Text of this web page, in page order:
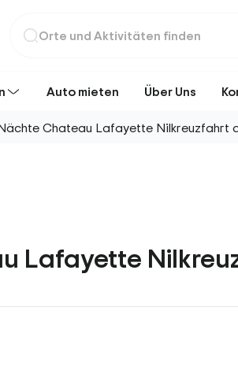
Auto mieten Über Uns
Chateau Lafayette Nilkreuzfahrt
Lafayette